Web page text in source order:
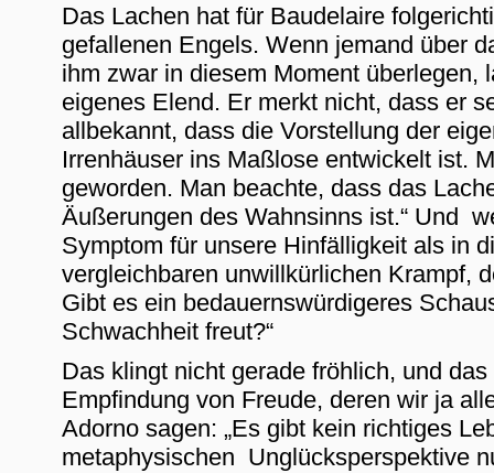
Das Lachen hat für Baudelaire
gefallenen Engels. Wenn jemand über
ihm zwar in diesem Moment überlegen,
eigenes Elend. Er merkt nicht, dass er
allbekannt, dass die Vorstellung der
Irrenhäuser ins Maßlose entwickelt ist.
geworden. Man beachte, dass das
Äußerungen des Wahnsinns ist.“ Und
Symptom für unsere Hinfälligkeit als in
vergleichbaren unwillkürlichen Krampf,
Gibt es ein bedauernswürdigeres
Schwachheit freut?“
Das klingt nicht gerade fröhlich, und
Empfindung von Freude, deren wir ja
Adorno sagen: „Es gibt kein richtiges
metaphysischen Unglücksperspektive